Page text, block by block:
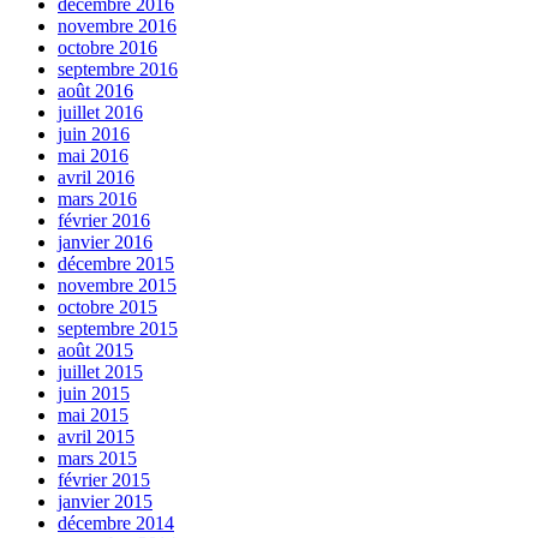
décembre 2016
novembre 2016
octobre 2016
septembre 2016
août 2016
juillet 2016
juin 2016
mai 2016
avril 2016
mars 2016
février 2016
janvier 2016
décembre 2015
novembre 2015
octobre 2015
septembre 2015
août 2015
juillet 2015
juin 2015
mai 2015
avril 2015
mars 2015
février 2015
janvier 2015
décembre 2014